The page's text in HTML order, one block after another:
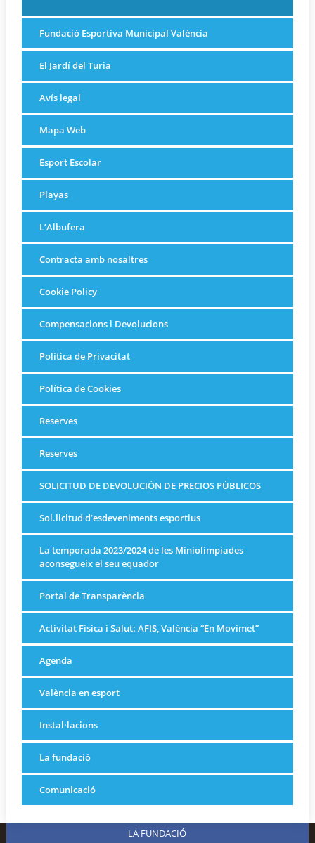
Fundació Esportiva Municipal València
El Jardí del Turia
Avís legal
Mapa Web
Esport Escolar
Playas
L’Albufera
Contracta amb nosaltres
Cookie Policy
Compensacions i Devolucions
Política de Privacitat
Política de Cookies
Reserves
Reserves
SOLICITUD DE DEVOLUCIÓN DE PRECIOS PÚBLICOS
Sol.licitud d’esdeveniments esportius
La temporada 2023/2024 de les Miniolimpiades
aconsegueix el seu equador
Portal de Transparència
Activitat Física i Salut: AFIS, València “En Movimet”
Agenda
València en esport
Instal·lacions
La fundació
Comunicació
LA FUNDACIÓ